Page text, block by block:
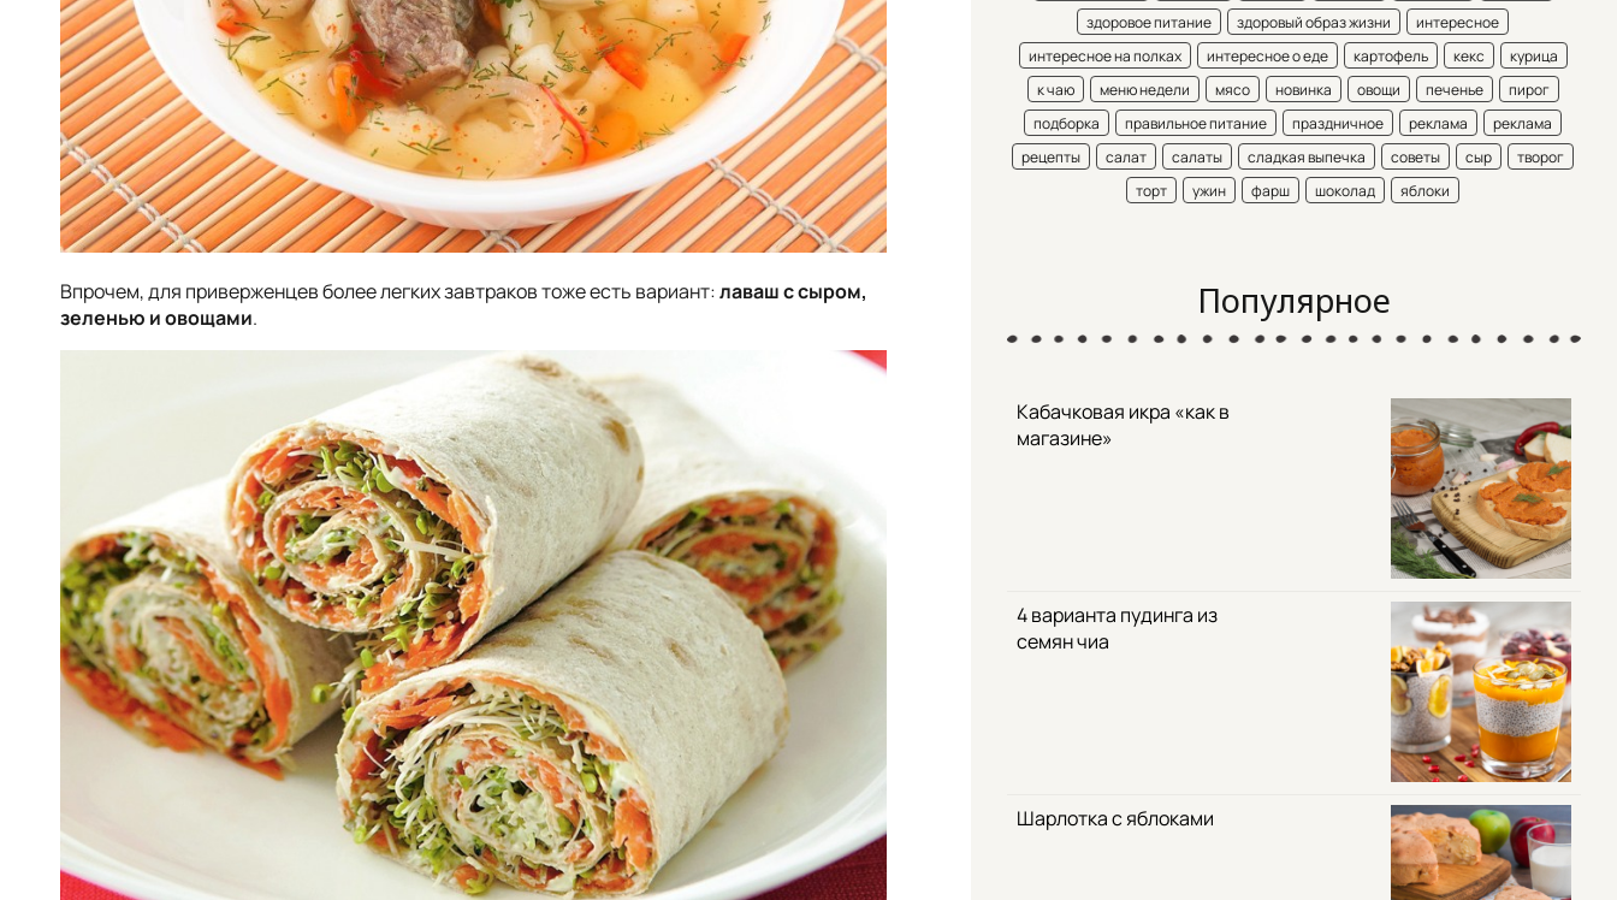
Впрочем, для приверженцев более легких завтраков тоже есть вариант:лаваш с сыром,
зеленью и овощами.
здоровое питание
здоровый образ жизни
интересное
интересное на полках
интересное о еде картофель кекс
курица
к чаю
меню недели мясо новинка овощи печенье
пирог
подборка
правильное питание праздничное реклама
реклама
рецепты
салат салаты сладкая выпечка советы сыр
творог
торт
ужин фарш шоколад яблоки
Популярное
Кабачковая икра «как в
магазине»
4 варианта пудинга из
семян чиа
Шарлотка с яблоками